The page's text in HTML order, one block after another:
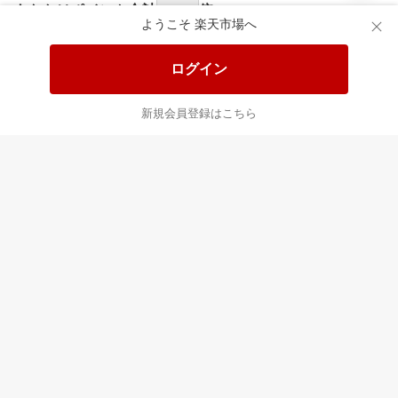
ようこそ 楽天市場へ
ログイン
新規会員登録はこちら
あなたはポイント 合計 倍